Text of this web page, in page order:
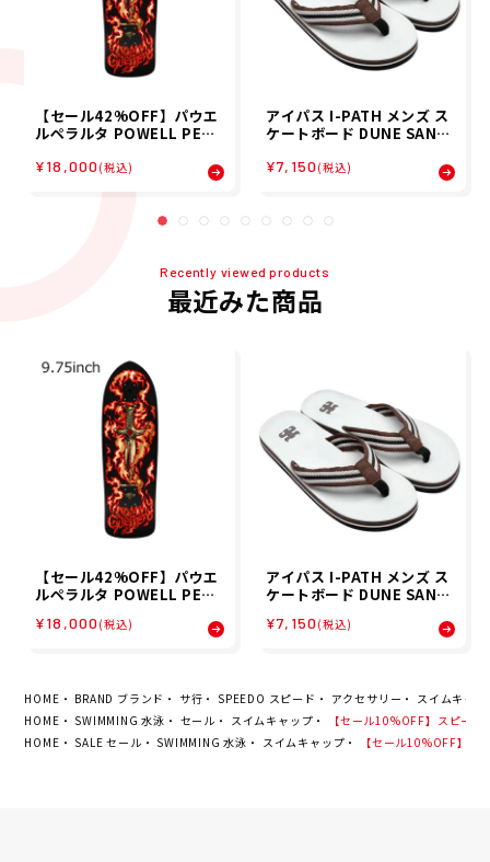
【セール42%OFF】パウエ
ルペラルタ POWELL PERA
ド デッキ 板 LTD TOMMY
GURRERO 16 31210066
¥18,000 (税込)
アイパス I-PATH メンズ ス
ケートボード DUNE SAND
000 26SP
¥7,150 (税込)
Recently viewed products
最近みた商品
【セール42%OFF】パウエ
ルペラルタ POWELL PERA
ド デッキ 板 LTD TOMMY
¥18,000 (税込)
アイパス I-PATH メンズ ス
ケートボード DUNE SAND
000 26SP
¥7,150 (税込)
HOME BRAND ブランド サ行 SPEEDO スピード アクセサリー
スイムキャ
HOME
SWIMMING 水泳 セール スイムキャップ
【セール10%OFF】スピー
HOME
SALE セール SWIMMING 水泳 スイムキャップ 【セール10%OFF】ス